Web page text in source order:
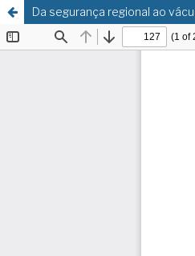
Da segurança regional ao